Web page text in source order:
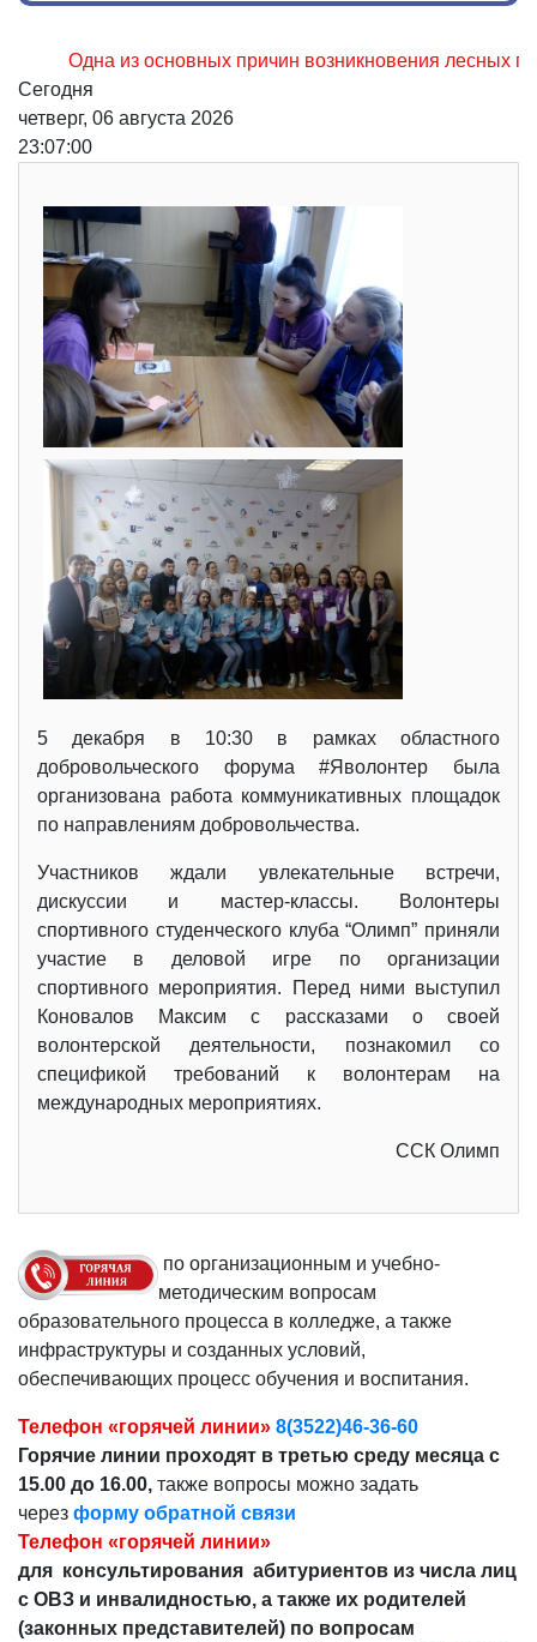
Одна из основных причин возникновения лесных
Сегодня
четверг, 06 августа 2026
23:07:01
5 декабря в 10:30 в рамках областного
добровольческого форума #Яволонтер была
организована работа коммуникативных площадок
по направлениям добровольчества.
Участников ждали увлекательные встречи,
дискуссии и мастер-классы. Волонтеры
спортивного студенческого клуба “Олимп” приняли
участие в деловой игре по организации
спортивного мероприятия. Перед ними выступил
Коновалов Максим с рассказами о своей
волонтерской деятельности, познакомил со
спецификой требований к волонтерам на
международных мероприятиях.
ССК Олимп
по организационным и учебно-
методическим вопросам
образовательного процесса в колледже, а также
инфраструктуры и созданных условий,
обеспечивающих процесс обучения и воспитания.
Телефон «горячей линии» 8(3522)46-36-60
Горячие линии проходят в третью среду месяца с
15.00 до 16.00, также вопросы можно задать
через форму обратной связи
Телефон «горячей линии»
для консультирования абитуриентов из числа лиц
с ОВЗ и инвалидностью, а также их родителей
(законных представителей) по вопросам